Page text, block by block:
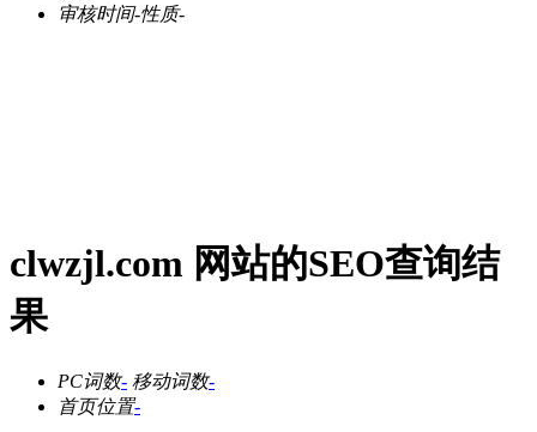
审核时间-性质-
clwzjl.com 网站的SEO查询结
果
PC词数- 移动词数-
首页位置-